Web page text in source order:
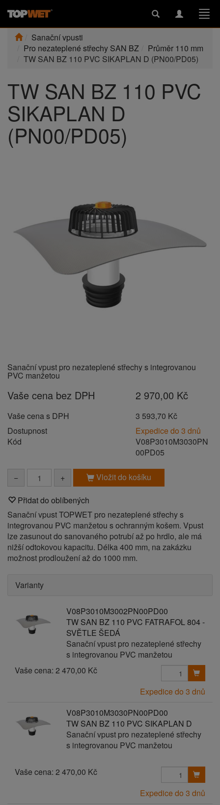
Toggle
Toggle
Sanační vpusti
Pro nezateplené střechy SAN BZ
Průměr 110 mm
TW SAN BZ 110 PVC SIKAPLAN D (PN00/PD05)
TW SAN BZ 110 PVC
SIKAPLAN D
(PN00/PD05)
Sanační vpust pro nezateplené střechy s integrovanou
PVC manžetou
Vaše cena bez DPH 2 970,00 Kč
Vaše cena s DPH
3 593,70 Kč
Dostupnost
Expedice do 3 dnů
Kód
V08P3010M3030PN
00PD05
− + Vložit do košíku
Přidat do oblíbených
Sanační vpust TOPWET pro nezateplené střechy s
integrovanou PVC manžetou s ochranným košem. Vpust
lze zasunout do sanovaného potrubí až po hrdlo, ale má
nižší odtokovou kapacitu. Délka 400 mm, na zakázku
možnost prodloužení až do 1000 mm.
Varianty
V08P3010M3002PN00PD00
TW SAN BZ 110 PVC FATRAFOL 804 -
SVĚTLE ŠEDÁ
Sanační vpust pro nezateplené střechy
s integrovanou PVC manžetou
Vaše cena: 2 470,00 Kč
Expedice do 3 dnů
V08P3010M3030PN00PD00
TW SAN BZ 110 PVC SIKAPLAN D
Sanační vpust pro nezateplené střechy
s integrovanou PVC manžetou
Vaše cena: 2 470,00 Kč
Expedice do 3 dnů